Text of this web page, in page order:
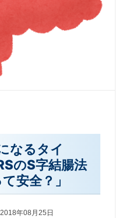
なるタイ
のS字結腸法
安全？」
2018年08月25日